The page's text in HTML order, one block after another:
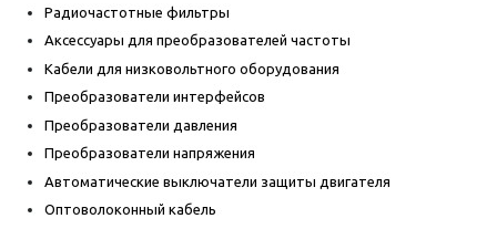
Радиочастотные фильтры
Аксессуары для преобразователей частоты
Кабели для низковольтного оборудования
Преобразователи интерфейсов
Преобразователи давления
Преобразователи напряжения
Автоматические выключатели защиты двигателя
Оптоволоконный кабель